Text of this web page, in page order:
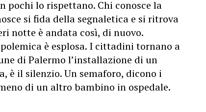
pochi lo rispettano. Chi conosce la
si fida della segnaletica e si ritrova
notte è andata così, di nuovo.
è esplosa. I cittadini tornano a
di Palermo l’installazione di un
è il silenzio. Un semaforo, dicono i
di un altro bambino in ospedale.